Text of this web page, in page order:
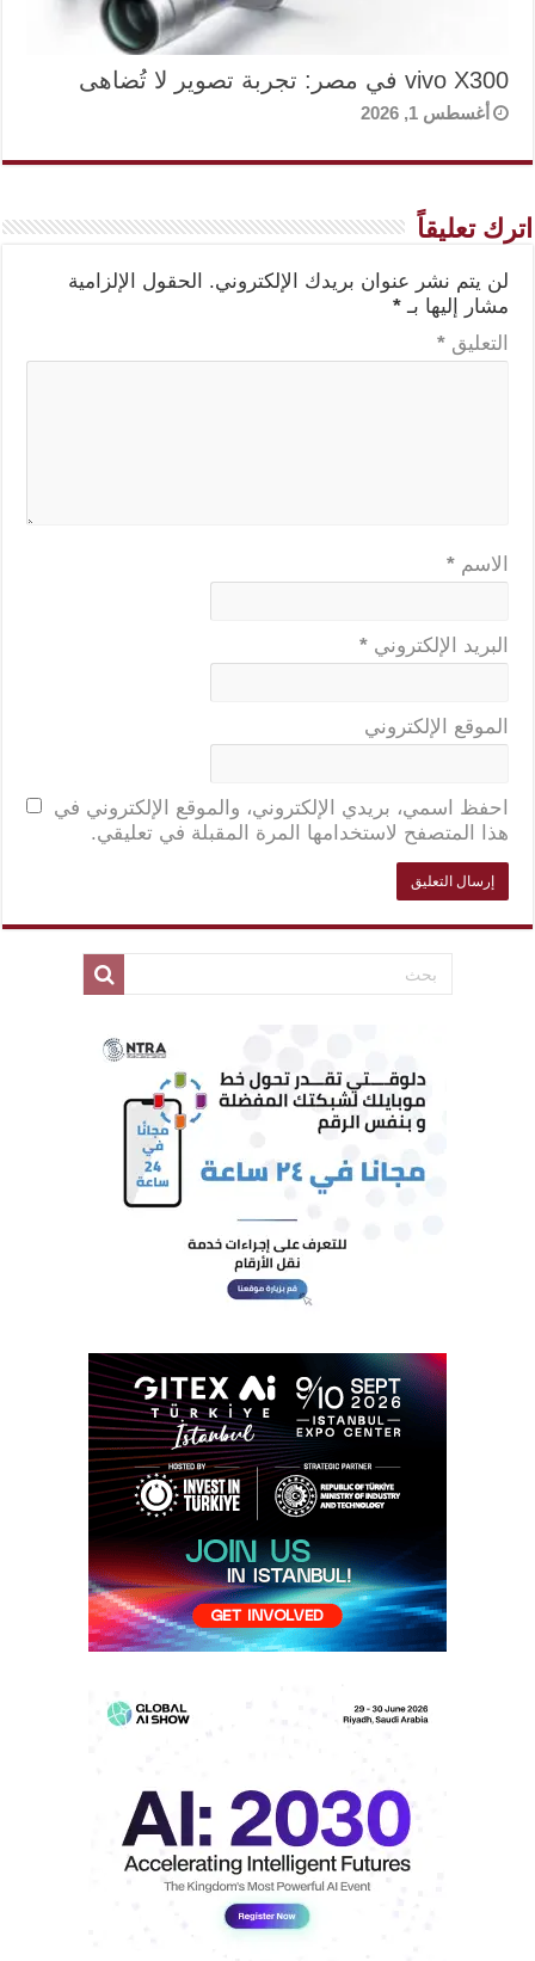
vivo X300 في مصر: تجربة تصوير لا تُضاهى
أغسطس 1, 2026
اترك تعليقاً
لن يتم نشر عنوان بريدك الإلكتروني.
الحقول الإلزامية
مشار إليها بـ *
التعليق *
الاسم *
البريد الإلكتروني *
الموقع الإلكتروني
احفظ اسمي، بريدي الإلكتروني، والموقع الإلكتروني في
هذا المتصفح لاستخدامها المرة المقبلة في تعليقي.